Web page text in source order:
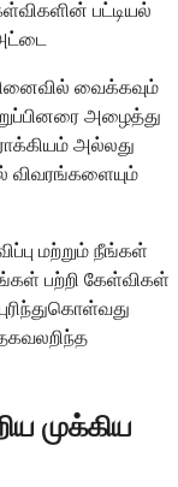
பட்டியல்
வைக்கவும்
அழைத்து
அல்லது
விவரங்களையும்
மற்றும் நீங்கள்
பற்றி கேள்விகள்
முக்கிய